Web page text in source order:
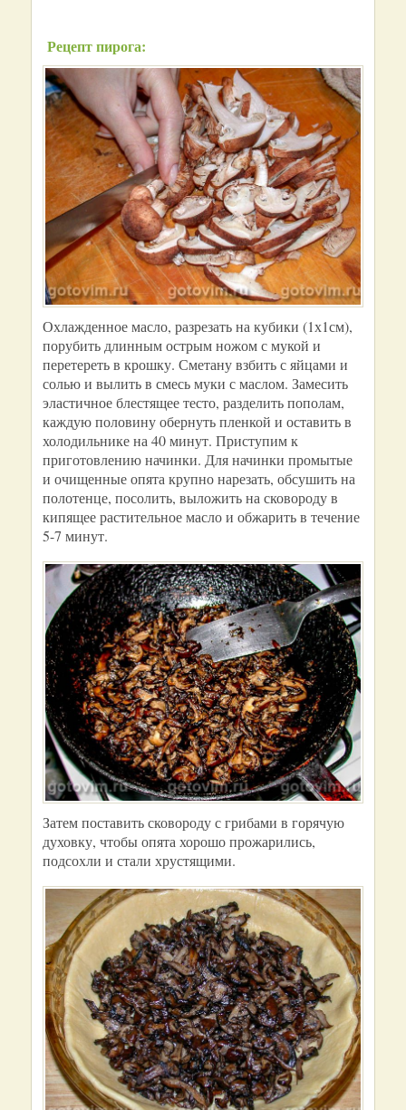
Рецепт пирога:
Охлажденное масло, разрезать на кубики (1х1см),
порубить длинным острым ножом с мукой и
перетереть в крошку. Сметану взбить с яйцами и
солью и вылить в смесь муки с маслом. Замесить
эластичное блестящее тесто, разделить пополам,
каждую половину обернуть пленкой и оставить в
холодильнике на 40 минут. Приступим к
приготовлению начинки. Для начинки промытые
и очищенные опята крупно нарезать, обсушить на
полотенце, посолить, выложить на сковороду в
кипящее растительное масло и обжарить в течение
5-7 минут.
Затем поставить сковороду с грибами в горячую
духовку, чтобы опята хорошо прожарились,
подсохли и стали хрустящими.